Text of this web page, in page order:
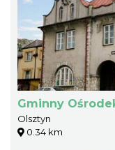
Gminny
Olsztyn
0.34 km